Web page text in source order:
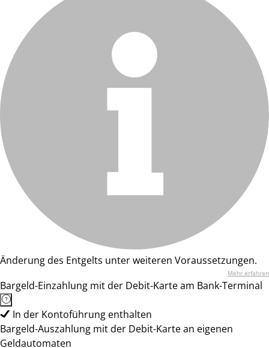
Änderung des Entgelts unter weiteren Voraussetzungen.
Mehr erfahren
Bargeld-Einzahlung mit der Debit-Karte am Bank-Terminal
In der Kontoführung enthalten
Bargeld-Auszahlung mit der Debit-Karte an eigenen
Geldautomaten